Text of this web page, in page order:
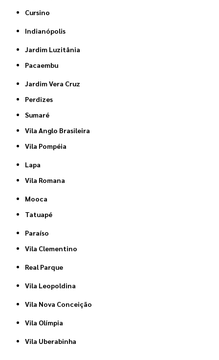
Cursino
Indianópolis
Jardim Luzitânia
Pacaembu
Jardim Vera Cruz
Perdizes
Sumaré
Vila Anglo Brasileira
Vila Pompéia
Lapa
Vila Romana
Mooca
Tatuapé
Paraíso
Vila Clementino
Real Parque
Vila Leopoldina
Vila Nova Conceição
Vila Olímpia
Vila Uberabinha